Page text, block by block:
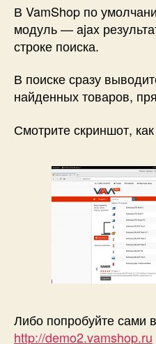
В VamShop по
модуль — ajax
строке поиска.
В поиске сразу
найденных товаров,
Смотрите скриншот,
Либо попробуйте сами
http://demo2.vamshop.ru